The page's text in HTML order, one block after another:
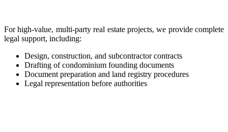
For high-value, multi-party real estate projects, we provide complete
legal support, including:
Design, construction, and subcontractor contracts
Drafting of condominium founding documents
Document preparation and land registry procedures
Legal representation before authorities